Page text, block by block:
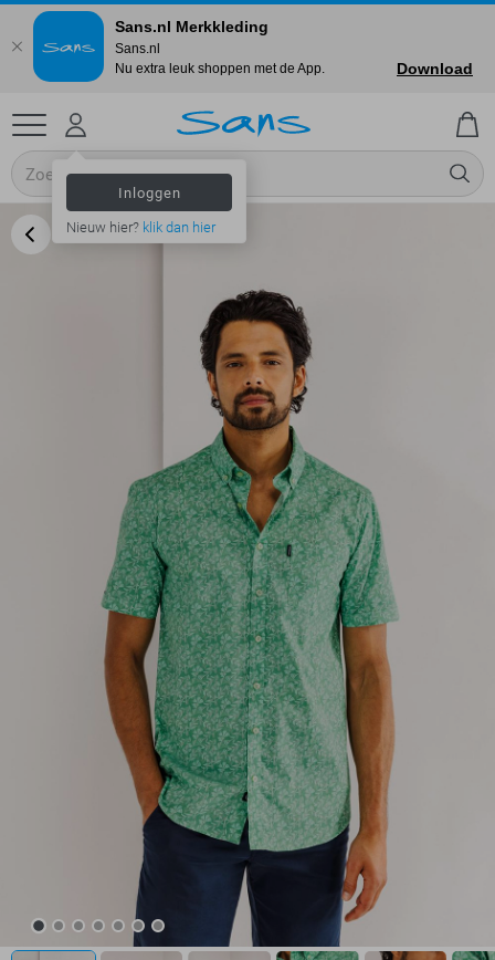
Inloggen
Nieuw hier? klik dan hier
Sans.nl Merkkleding
Sans.nl
Nu extra leuk shoppen met de App.
Download